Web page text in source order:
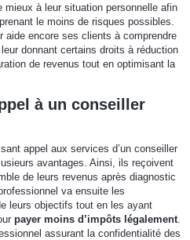
mieux à leur situation personnelle afin
le moins de risques possibles.
aide encore ses clients à comprendre
donnant certains droits à réduction
de revenus tout en optimisant la
à un conseiller
appel aux services d’un conseiller
avantages. Ainsi, ils reçoivent
de leurs revenus après diagnostic
va ensuite les
leurs objectifs tout en les ayant
payer moins d’impôts légalement.
assurant la confidentialité des